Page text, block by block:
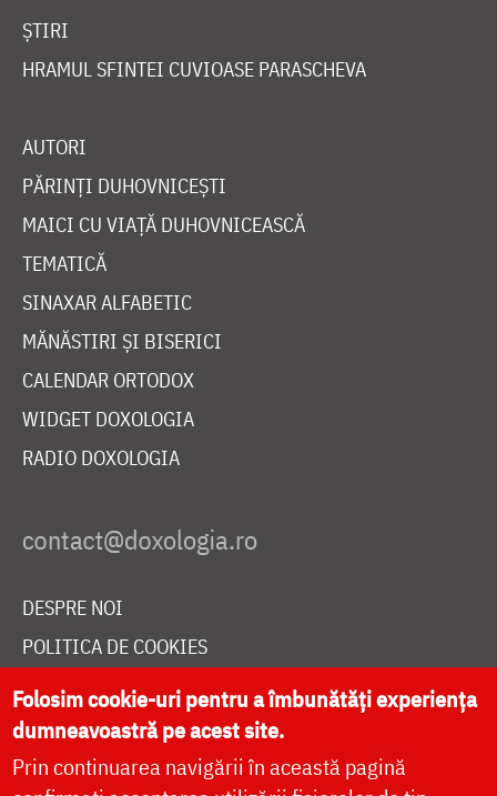
ȘTIRI
HRAMUL SFINTEI CUVIOASE PARASCHEVA
AUTORI
PĂRINȚI DUHOVNICEȘTI
MAICI CU VIAȚĂ DUHOVNICEASCĂ
TEMATICĂ
SINAXAR ALFABETIC
MĂNĂSTIRI ȘI BISERICI
CALENDAR ORTODOX
WIDGET DOXOLOGIA
RADIO DOXOLOGIA
DESPRE NOI
POLITICA DE COOKIES
DONEAZĂ ONLINE PENTRU CATEDRALA NAȚIONALĂ
LIVE
Folosim cookie-uri pentru a îmbunătăți experiența
dumneavoastră pe acest site.
Prin continuarea navigării în această pagină